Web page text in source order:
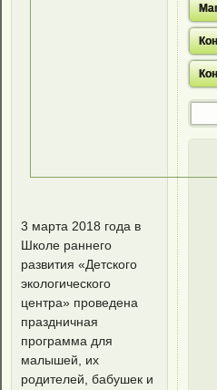
3 марта 2018 года в
Школе раннего
развития «Детского
экологического
центра» проведена
праздничная
программа для
малышей, их
родителей, бабушек и